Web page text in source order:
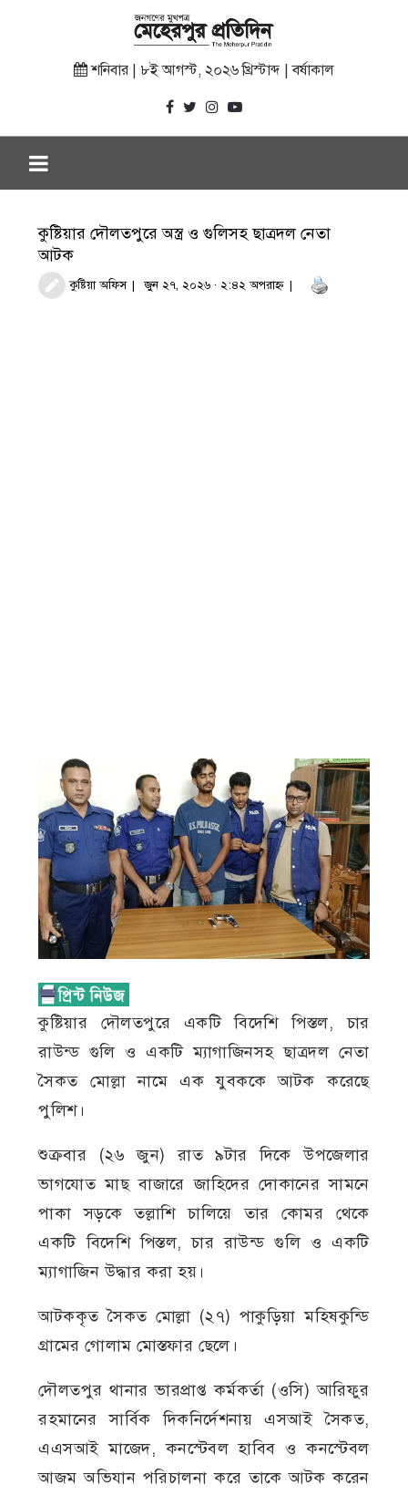
শনিবার | ৮ই আগস্ট, ২০২৬ খ্রিস্টাব্দ | বর্ষাকাল
কুষ্টিয়ার দৌলতপুরে অস্ত্র ও গুলিসহ ছাত্রদল নেতা
আটক
কুষ্টিয়া অফিস জুন ২৭, ২০২৬ · ২:৪২ অপরাহ্ণ
কুষ্টিয়ার দৌলতপুরে একটি বিদেশি পিস্তল, চার
রাউন্ড গুলি ও একটি ম্যাগাজিনসহ ছাত্রদল নেতা
সৈকত মোল্লা নামে এক যুবককে আটক করেছে
পুলিশ।
শুক্রবার (২৬ জুন) রাত ৯টার দিকে উপজেলার
ভাগযোত মাছ বাজারে জাহিদের দোকানের সামনে
পাকা সড়কে তল্লাশি চালিয়ে তার কোমর থেকে
একটি বিদেশি পিস্তল, চার রাউন্ড গুলি ও একটি
ম্যাগাজিন উদ্ধার করা হয়।
আটককৃত সৈকত মোল্লা (২৭) পাকুড়িয়া মহিষকুন্ডি
গ্রামের গোলাম মোস্তফার ছেলে।
দৌলতপুর থানার ভারপ্রাপ্ত কর্মকর্তা (ওসি) আরিফুর
রহমানের সার্বিক দিকনির্দেশনায় এসআই সৈকত,
এএসআই মাজেদ, কনস্টেবল হাবিব ও কনস্টেবল
আজম অভিযান পরিচালনা করে তাকে আটক করেন